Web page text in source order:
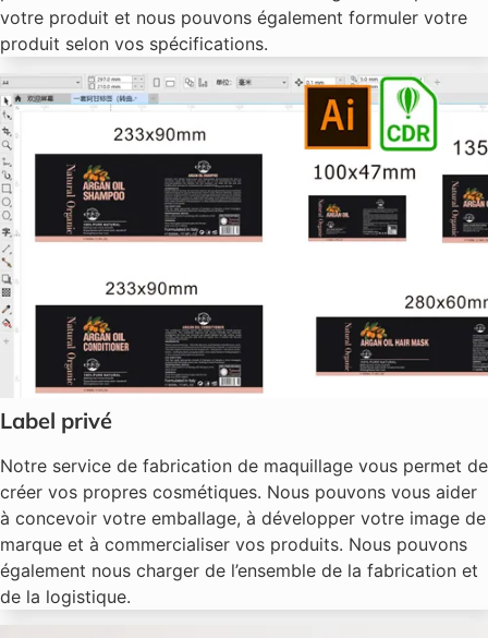
votre produit et nous pouvons également formuler votre
produit selon vos spécifications.
Label privé
Notre service de fabrication de maquillage vous permet de
créer vos propres cosmétiques. Nous pouvons vous aider
à concevoir votre emballage, à développer votre image de
marque et à commercialiser vos produits. Nous pouvons
également nous charger de l’ensemble de la fabrication et
de la logistique.